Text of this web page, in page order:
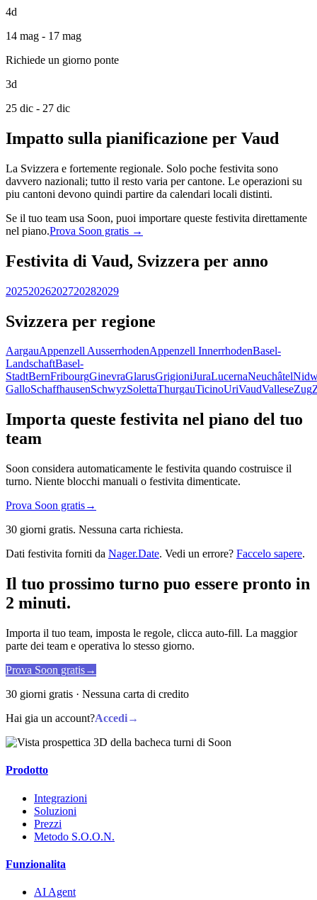
4d
14 mag - 17 mag
Richiede un giorno ponte
3d
25 dic - 27 dic
Impatto sulla pianificazione per Vaud
La Svizzera e fortemente regionale. Solo poche festivita sono
davvero nazionali; tutto il resto varia per cantone. Le operazioni su
piu cantoni devono quindi partire da calendari locali distinti.
Se il tuo team usa Soon, puoi importare queste festivita direttamente
nel piano.Prova Soon gratis →
Festivita di Vaud, Svizzera per anno
20252026202720282029
Svizzera per regione
AargauAppenzell AusserrhodenAppenzell InnerrhodenBasel-
LandschaftBasel-
StadtBernFribourgGinevraGlarusGrigioniJuraLucernaNeuchâtel
GalloSchaffhausenSchwyzSolettaThurgauTicinoUriVaudValleseZug
Importa queste festivita nel piano del tuo
team
Soon considera automaticamente le festivita quando costruisce il
turno. Niente blocchi manuali o festivita dimenticate.
Prova Soon gratis→
30 giorni gratis. Nessuna carta richiesta.
Dati festivita forniti da Nager.Date. Vedi un errore? Faccelo sapere.
Il tuo prossimo turno puo essere pronto in
2 minuti.
Importa il tuo team, imposta le regole, clicca auto-fill. La maggior
parte dei team e operativa lo stesso giorno.
Prova Soon gratis→
30 giorni gratis · Nessuna carta di credito
Hai gia un account?Accedi→
Prodotto
Integrazioni
Soluzioni
Prezzi
Metodo S.O.O.N.
Funzionalita
AI Agent